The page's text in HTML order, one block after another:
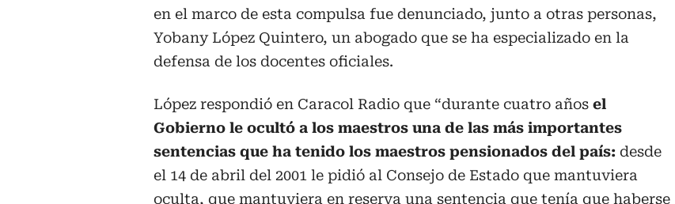
en el marco de esta compulsa fue denunciado, junto a otras personas,
Yobany López Quintero, un abogado que se ha especializado en la
defensa de los docentes oficiales.
López respondió en Caracol Radio que “durante cuatro años el
Gobierno le ocultó a los maestros una de las más importantes
sentencias que ha tenido los maestros pensionados del país: desde
el 14 de abril del 2001 le pidió al Consejo de Estado que mantuviera
oculta, que mantuviera en reserva una sentencia que tenía que haberse